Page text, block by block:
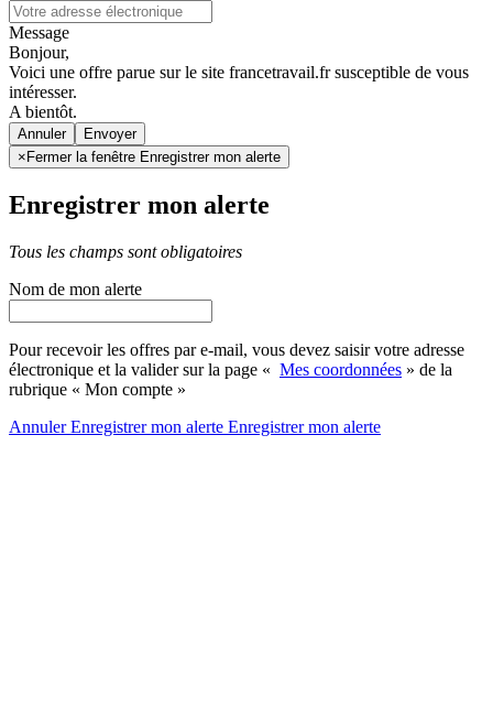
Message
Bonjour,
Voici une offre parue sur le site francetravail.fr susceptible de vous
intéresser.
A bientôt.
Annuler
× Fermer la fenêtre Enregistrer mon alerte
Enregistrer mon alerte
Tous les champs sont obligatoires
Nom de mon alerte
Pour recevoir les offres par e-mail, vous devez saisir votre adresse
électronique et la valider sur la page « Mes coordonnées » de la
rubrique « Mon compte »
AnnulerEnregistrer mon alerte Enregistrermon alerte